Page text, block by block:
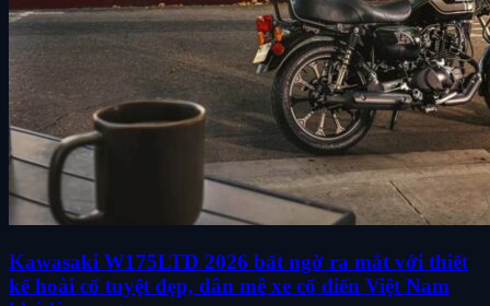
Kawasaki W175LTD 2026 bất ngờ ra mắt với thiết
kế hoài cổ tuyệt đẹp, dân mê xe cổ điển Việt Nam